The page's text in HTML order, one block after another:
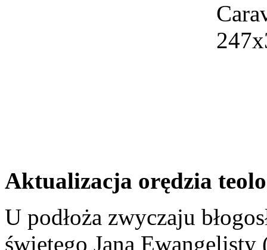
Aktualizacja orędzia
U podłoża zwyczaju
świętego Jana